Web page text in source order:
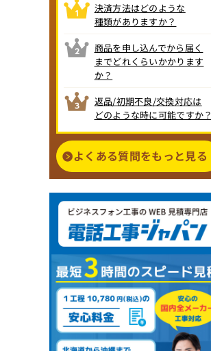
決済方法はどのような
種類がありますか？
商品を申し込んでから届く
までどれくらいかかります
か？
返品/初期不良/交換対応は
どのような時に可能ですか？
よくある質問をもっと見る